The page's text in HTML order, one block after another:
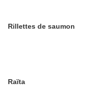
Rillettes de saumon
Raïta